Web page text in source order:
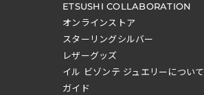
ETSUSHI COLLABORATION
オンラインストア
スターリングシルバー
レザーグッズ
イル ビゾンテ ジュエリーについて
ガイド